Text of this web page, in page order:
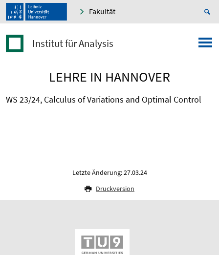
Fakultät
Institut für Analysis
LEHRE IN HANNOVER
WS 23/24, Calculus of Variations and Optimal Control
Letzte Änderung: 27.03.24
Druckversion